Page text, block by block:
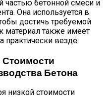
частью бетонной смеси и
Она используется в
достичь требуемой
материал также имеет
практически везде.
Бетона
низкой стоимости